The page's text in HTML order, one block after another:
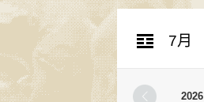
7月
2026